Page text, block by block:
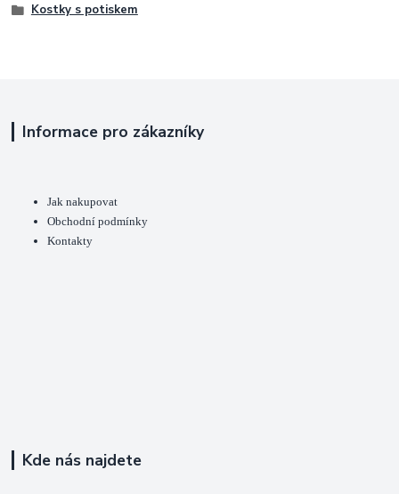
Kostky s potiskem
Informace pro zákazníky
Jak nakupovat
Obchodní podmínky
Kontakty
Kde nás najdete